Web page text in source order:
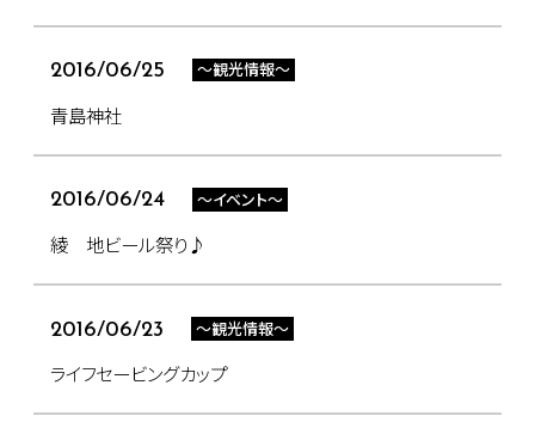
2016/06/25 ～観光情報～
青島神社
2016/06/24 ～イベント～
綾 地ビール祭り♪
2016/06/23 ～観光情報～
ライフセービングカップ